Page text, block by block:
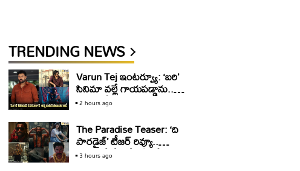
TRENDING NEWS
Varun Tej ఇంటర్వ్యూ: ‘బరి’
సినిమా వల్లే గాయపడ్డాను..
వరుణ్ తేజ్ ఆసక్తికర వ్యాఖ్యలు!
2 hours ago
The Paradise Teaser: ‘ది
పారడైజ్’ టీజర్ రివ్యూ..
తగలబడే రేంజ్లో ఏమీ లేదు!
3 hours ago